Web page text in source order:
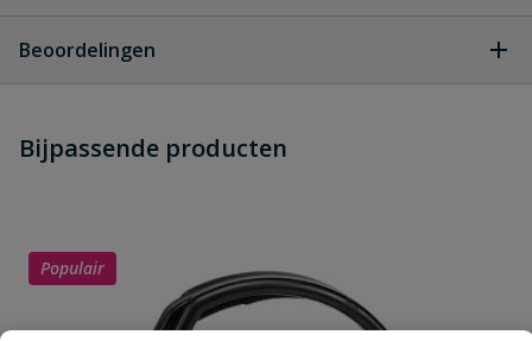
dit product?
Beoordelingen
Schrijf zelf een beoordeling
Uw waardering:
Bijpassende producten
Populair